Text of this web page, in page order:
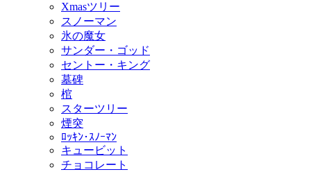
Xmasツリー
スノーマン
氷の魔女
サンダー・ゴッド
セントー・キング
墓碑
棺
スターツリー
煙突
ﾛｯｷﾝ･ｽﾉｰﾏﾝ
キュービット
チョコレート